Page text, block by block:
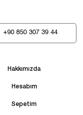
+90 850 307 39 44
Hakkımızda
Hesabım
Sepetim